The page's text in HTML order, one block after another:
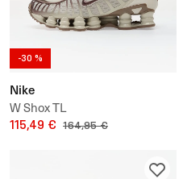
-30 %
Nike
W Shox TL
115,49 € 164,95 €